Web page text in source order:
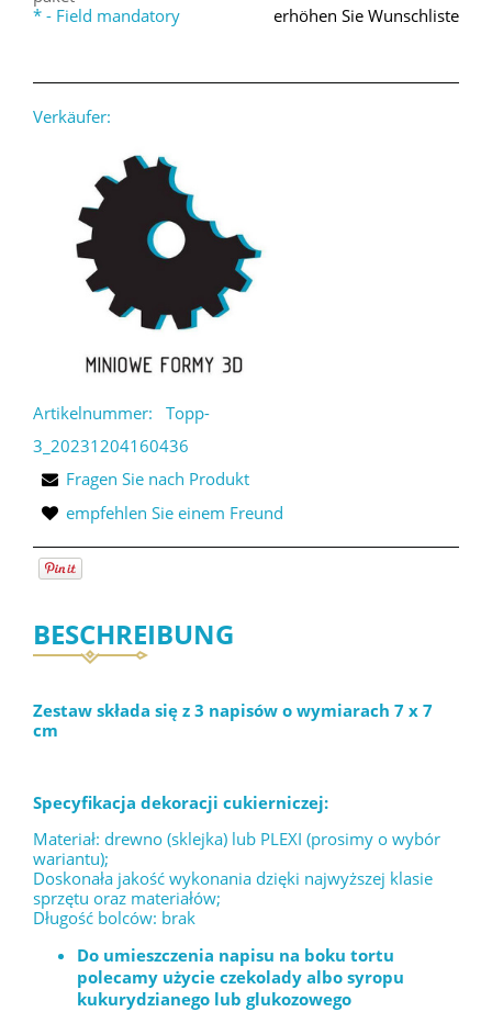
erhöhen Sie Wunschliste
* - Field mandatory
Verkäufer:
Artikelnummer:
Topp-
3_20231204160436
Fragen Sie nach Produkt
empfehlen Sie einem Freund
BESCHREIBUNG
Zestaw składa się z 3 napisów o wymiarach 7 x 7
cm
Specyfikacja dekoracji cukierniczej:
Materiał: drewno (sklejka) lub PLEXI (prosimy o wybór
wariantu);
Doskonała jakość wykonania dzięki najwyższej klasie
sprzętu oraz materiałów;
Długość bolców: brak
Do umieszczenia napisu na boku tortu
polecamy użycie czekolady albo syropu
kukurydzianego lub glukozowego